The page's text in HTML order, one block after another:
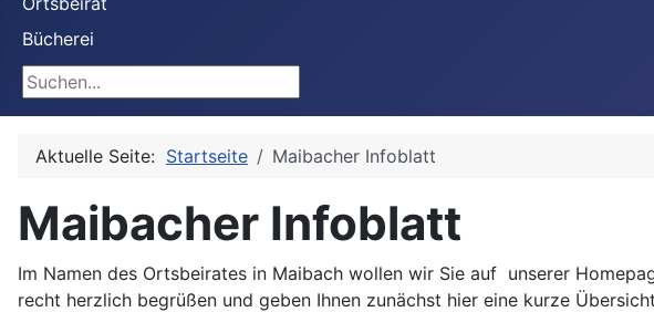
Bücherei
Suchen
Aktuelle Seite: Startseite Maibacher Infoblatt
Maibacher Infoblatt
Im Namen des Ortsbeirates in Maibach wollen wir Sie auf unserer
recht herzlich begrüßen und geben Ihnen zunächst hier eine kurze